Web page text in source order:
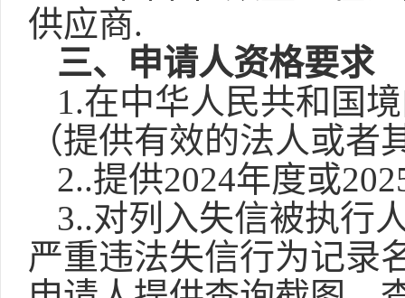
供应商.
三、申请人资格要求
1.在中华人民共和国
（提供有效的法人或者
2..提供2024年度或
3..对列入失信被执行
严重违法失信行为记录